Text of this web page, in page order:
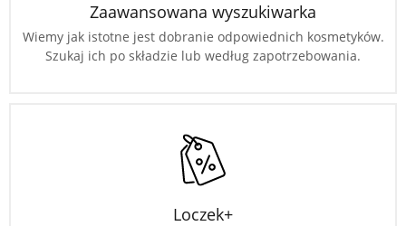
Zaawansowana wyszukiwarka
Wiemy jak istotne jest dobranie odpowiednich kosmetyków.
Szukaj ich po składzie lub według zapotrzebowania.
Loczek+